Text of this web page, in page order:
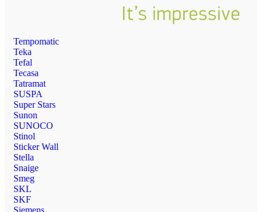
Tempomatic
Teka
Tefal
Tecasa
Tatramat
SUSPA
Super Stars
Sunon
SUNOCO
Stinol
Sticker Wall
Stella
Snaige
Smeg
SKL
SKF